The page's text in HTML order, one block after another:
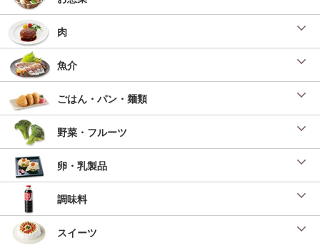
肉
魚介
ごはん・パン・麺類
野菜・フルーツ
卵・乳製品
調味料
スイーツ